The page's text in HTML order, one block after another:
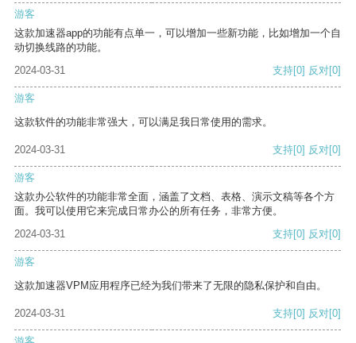
游客
这款加速器app的功能有点单一，可以增加一些新功能，比如增加一个自
动切换线路的功能。
2024-03-31
支持[0] 反对[0]
游客
这款软件的功能非常强大，可以满足我日常使用的需求。
2024-03-31 支持[0] 反对[0]
游客
这款办公软件的功能非常全面，涵盖了文档、表格、演示文稿等各个方
面。我可以使用它来完成日常办公的所有任务，非常方便。
2024-03-31
支持[0] 反对[0]
游客
这款加速器VPM应用程序已经为我们带来了无限的隐私保护和自由。
2024-03-31 支持[0] 反对[0]